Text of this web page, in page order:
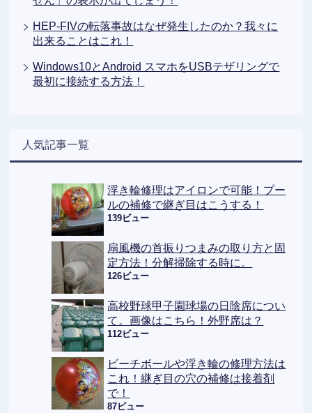
HEP-FIVの転落事故はなぜ発生したのか？我々に
出来ることはこれ！
Windows10とAndroid スマホをUSBテザリングで
最初に接続する方法！
人気記事一覧
浮き輪修理はアイロンで可能！プー
ルの補修で継ぎ目はこうする！
139ビュー
扇風機の首振りつまみの取り方と固
定方法！分解掃除する時に。
126ビュー
高校野球甲子園球場の日陰席につい
て。画像はこちら！外野席は？
112ビュー
ビーチボールや浮き輪の修理方法は
これ！継ぎ目の穴の補修は接着剤
で！
87ビュー